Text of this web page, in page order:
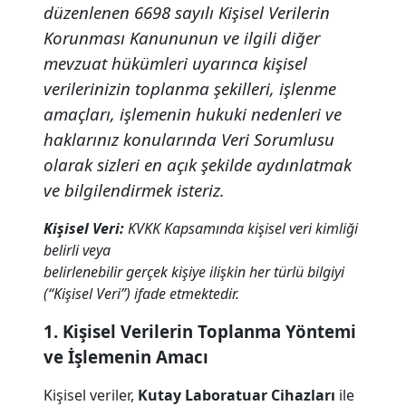
düzenlenen 6698 sayılı Kişisel Verilerin
Korunması Kanununun ve ilgili diğer
mevzuat hükümleri uyarınca kişisel
verilerinizin toplanma şekilleri, işlenme
amaçları, işlemenin hukuki nedenleri ve
haklarınız konularında Veri Sorumlusu
olarak sizleri en açık şekilde aydınlatmak
ve bilgilendirmek isteriz.
Kişisel Veri:KVKK Kapsamında kişisel veri kimliği
belirli veya
belirlenebilir gerçek kişiye ilişkin her türlü bilgiyi
(“Kişisel Veri”) ifade etmektedir.
1. Kişisel Verilerin Toplanma Yöntemi
ve İşlemenin Amacı
Kişisel veriler, Kutay Laboratuar Cihazları ile